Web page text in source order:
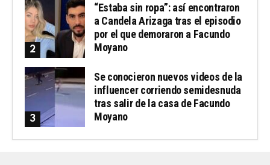
“Estaba sin ropa”: así encontraron
a Candela Arizaga tras el episodio
por el que demoraron a Facundo
Moyano
Se conocieron nuevos videos de la
influencer corriendo semidesnuda
tras salir de la casa de Facundo
Moyano